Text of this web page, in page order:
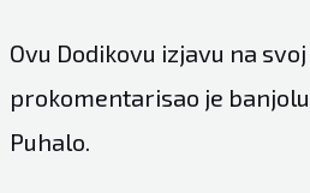
Ovu Dodikovu izjavu na
prokomentarisao je
Puhalo.